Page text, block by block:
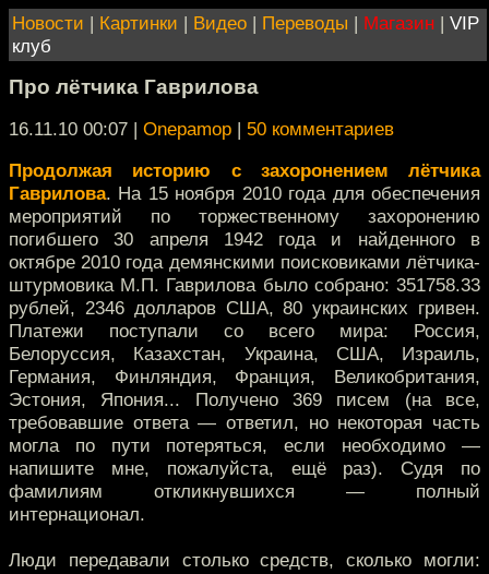
Новости | Картинки | Видео | Переводы | Магазин | VIP
клуб
Про лётчика Гаврилова
16.11.10 00:07 | Onepamop | 50 комментариев
Продолжая историю с захоронением лётчика
Гаврилова. На 15 ноября 2010 года для обеспечения
мероприятий по торжественному захоронению
погибшего 30 апреля 1942 года и найденного в
октябре 2010 года демянскими поисковиками лётчика-
штурмовика М.П. Гаврилова было собрано: 351758.33
рублей, 2346 долларов США, 80 украинских гривен.
Платежи поступали со всего мира: Россия,
Белоруссия, Казахстан, Украина, США, Израиль,
Германия, Финляндия, Франция, Великобритания,
Эстония, Япония... Получено 369 писем (на все,
требовавшие ответа — ответил, но некоторая часть
могла по пути потеряться, если необходимо —
напишите мне, пожалуйста, ещё раз). Судя по
фамилиям откликнувшихся — полный
интернационал.
Люди передавали столько средств, сколько могли: